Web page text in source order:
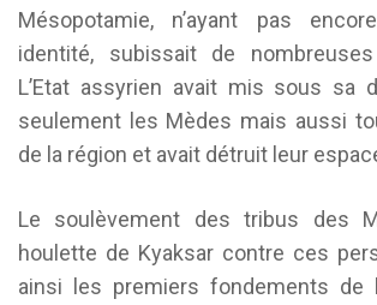
Mésopotamie, n’ayant pas
identité, subissait de
L’Etat assyrien avait mis sous sa
seulement les Mèdes mais aussi
de la région et avait détruit leur
Le soulèvement des tribus des
houlette de Kyaksar contre ces
ainsi les premiers fondements de